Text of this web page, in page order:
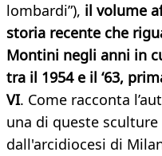
lombardi”), il volume
storia recente che
Montini negli anni in
tra il 1954 e il ‘63,
VI. Come racconta
una di queste
dall'arcidiocesi di